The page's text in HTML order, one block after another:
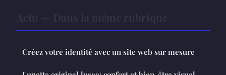
Créez votre identité avec un site web sur mesure